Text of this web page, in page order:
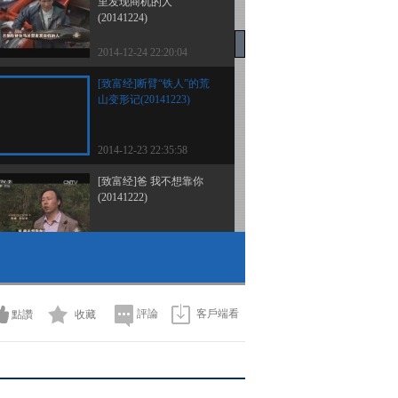
(20141224)
2014-12-24 22:20:04
[致富经]断臂“铁人”的荒
山变形记(20141223)
2014-12-23 22:35:58
[致富经]爸 我不想靠你
(20141222)
2014-12-19 22:59:58
[致富经]就是要让你赚钱
點讚 收藏 評論 客戶端看